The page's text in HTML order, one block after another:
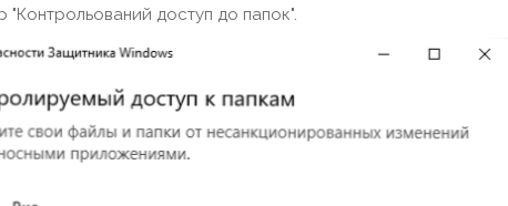
"Контрольований доступ до папок".